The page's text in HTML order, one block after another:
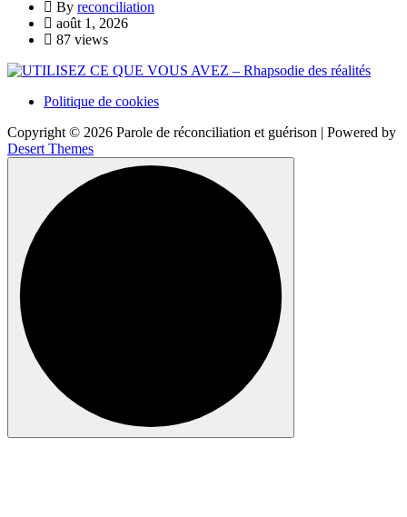
By reconciliation
août 1, 2026
87 views
Politique de cookies
Copyright © 2026 Parole de réconciliation et guérison | Powered by
Desert Themes